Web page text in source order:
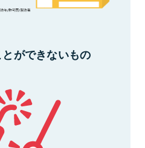
ができないもの